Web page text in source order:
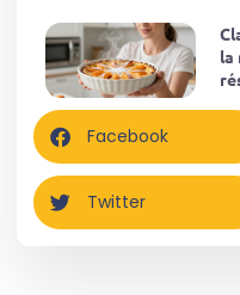
la
Facebook
Twitter